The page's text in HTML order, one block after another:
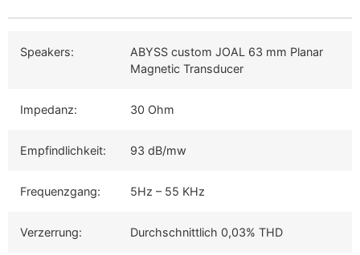
Speakers:
ABYSS custom JOAL 63 mm Planar
Magnetic Transducer
Impedanz: 30 Ohm
Empfindlichkeit: 93 dB/mw
Frequenzgang: 5Hz – 55 KHz
Verzerrung: Durchschnittlich 0,03% THD